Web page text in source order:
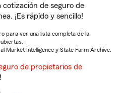
de seguro de
¡Es rápido y sencillo!
para ver una lista completa de la
Market Intelligence y State Farm Archive.
de propietarios de